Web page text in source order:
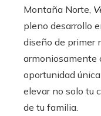
Montaña Norte,
pleno desarrollo
diseño de primer
armoniosamente
oportunidad
elevar no solo tu
de tu familia.